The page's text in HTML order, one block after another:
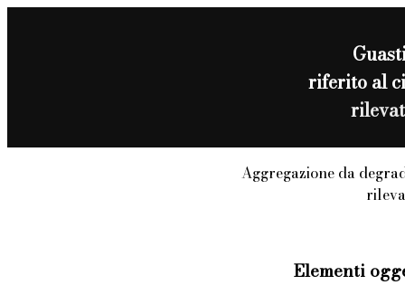
riferito al
Aggregazione da
Elementi